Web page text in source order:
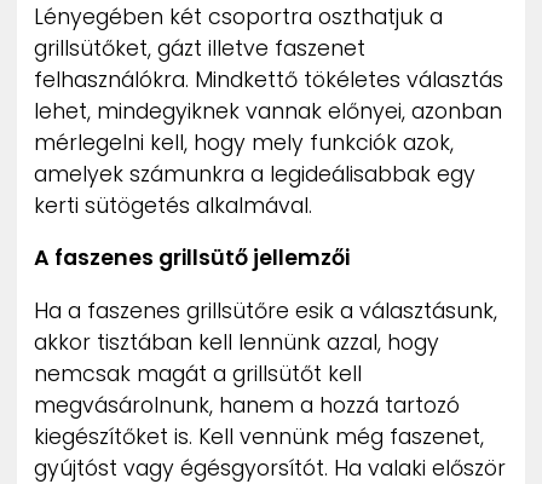
Lényegében két csoportra oszthatjuk a
grillsütőket, gázt illetve faszenet
felhasználókra. Mindkettő tökéletes választás
lehet, mindegyiknek vannak előnyei, azonban
mérlegelni kell, hogy mely funkciók azok,
amelyek számunkra a legideálisabbak egy
kerti sütögetés alkalmával.
A faszenes grillsütő jellemzői
Ha a faszenes grillsütőre esik a választásunk,
akkor tisztában kell lennünk azzal, hogy
nemcsak magát a grillsütőt kell
megvásárolnunk, hanem a hozzá tartozó
kiegészítőket is. Kell vennünk még faszenet,
gyújtóst vagy égésgyorsítót. Ha valaki először